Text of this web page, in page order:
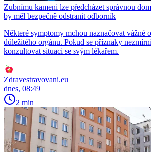
Zubnímu kameni lze předcházet správnou
by měl bezpečně odstranit odborník
Některé symptomy mohou naznačovat vážné
důležitého orgánu. Pokud se příznaky
konzultovat situaci se svým lékařem.
Zdravestravovani.eu
dnes, 08:49
2 min